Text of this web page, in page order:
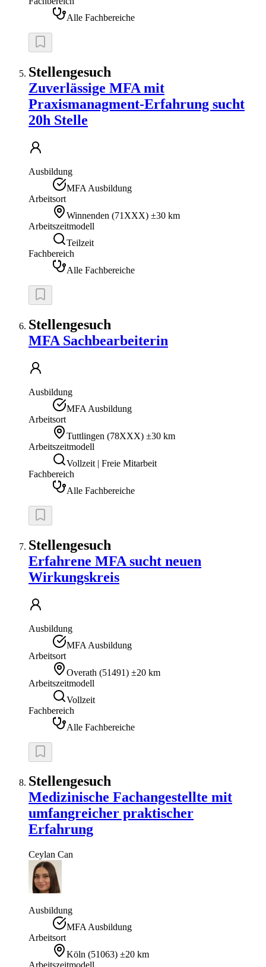
Alle Fachbereiche
Stellengesuch
Zuverlässige MFA mit
Praxismanagment-Erfahrung sucht
20h Stelle
Ausbildung
MFA Ausbildung
Arbeitsort
Winnenden (71XXX) ±30 km
Arbeitszeitmodell
Teilzeit
Fachbereich
Alle Fachbereiche
Stellengesuch
MFA Sachbearbeiterin
Ausbildung
MFA Ausbildung
Arbeitsort
Tuttlingen (78XXX) ±30 km
Arbeitszeitmodell
Vollzeit | Freie Mitarbeit
Fachbereich
Alle Fachbereiche
Stellengesuch
Erfahrene MFA sucht neuen
Wirkungskreis
Ausbildung
MFA Ausbildung
Arbeitsort
Overath (51491) ±20 km
Arbeitszeitmodell
Vollzeit
Fachbereich
Alle Fachbereiche
Stellengesuch
Medizinische Fachangestellte mit
umfangreicher praktischer
Erfahrung
Ceylan Can
Ausbildung
MFA Ausbildung
Arbeitsort
Köln (51063) ±20 km